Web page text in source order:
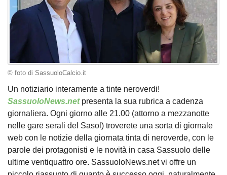
© foto di SassuoloCalcio.it
Un notiziario interamente a tinte neroverdi!
SassuoloNews.netpresenta la sua rubrica a cadenza
giornaliera. Ogni giorno alle 21.00 (attorno a mezzanotte
nelle gare serali del Sasol) troverete una sorta di giornale
web con le notizie della giornata tinta di neroverde, con le
parole dei protagonisti e le novità in casa Sassuolo delle
ultime ventiquattro ore. SassuoloNews.net vi offre un